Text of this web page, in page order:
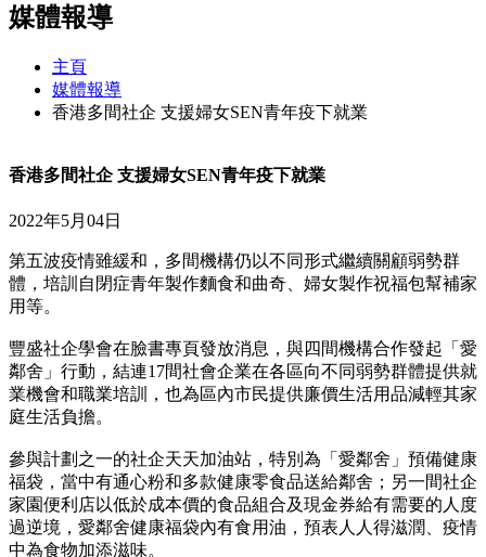
媒體報導
主頁
媒體報導
香港多間社企 支援婦女SEN青年疫下就業
香港多間社企 支援婦女SEN青年疫下就業
2022年5月04日
第五波疫情雖緩和，多間機構仍以不同形式繼續關顧弱勢群
體，培訓自閉症青年製作麵食和曲奇、婦女製作祝福包幫補家
用等。
豐盛社企學會在臉書專頁發放消息，與四間機構合作發起「愛
鄰舍」行動，結連17間社會企業在各區向不同弱勢群體提供就
業機會和職業培訓，也為區內市民提供廉價生活用品減輕其家
庭生活負擔。
參與計劃之一的社企天天加油站，特別為「愛鄰舍」預備健康
福袋，當中有通心粉和多款健康零食品送給鄰舍；另一間社企
家園便利店以低於成本價的食品組合及現金券給有需要的人度
過逆境，愛鄰舍健康福袋內有食用油，預表人人得滋潤、疫情
中為食物加添滋味。